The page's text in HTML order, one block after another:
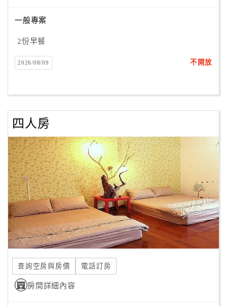
員
戶
客
服
聯
單
Line
線
上
客
服
紅
利
查
一般專案
2份早餐
2026/08/09 不開放
四人房
查詢空房與房價 電話訂房
房間詳細內容